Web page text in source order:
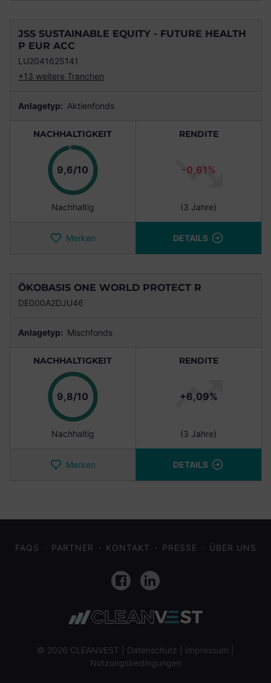
JSS SUSTAINABLE EQUITY - FUTURE HEALTH
P EUR ACC
LU2041625141
+13 weitere Tranchen
Anlagetyp: Aktienfonds
NACHHALTIGKEIT
9,6/10 Punkte
Nachhaltig
RENDITE
-0,61%
(3 Jahre)
Merken DETAILS
ÖKOBASIS ONE WORLD PROTECT R
DE000A2DJU46
Anlagetyp: Mischfonds
NACHHALTIGKEIT
9,8/10 Punkte
Nachhaltig
RENDITE
+6,09%
(3 Jahre)
Merken DETAILS
FAQS PARTNER KONTAKT PRESSE ÜBER UNS
FacebookLinkedIn
© 2026 CLEANVEST | Datenschutz Impressum
Nutzungsbedingungen